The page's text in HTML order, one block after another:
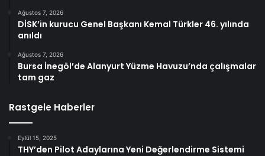
Ağustos 7, 2026
DİSK’in kurucu Genel Başkanı Kemal Türkler 46. yılında
anıldı
Ağustos 7, 2026
Bursa İnegöl’de Alanyurt Yüzme Havuzu’nda çalışmalar
tam gaz
Rastgele Haberler
Eylül 15, 2025
THY’den Pilot Adaylarına Yeni Değerlendirme Sistemi